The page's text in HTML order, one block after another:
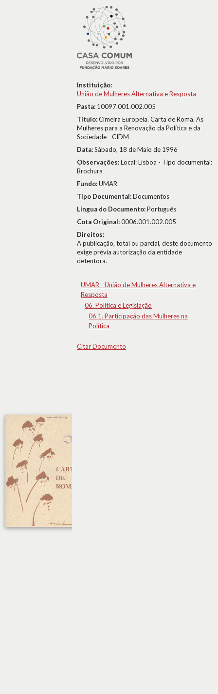
Instituição:
União de Mulheres Alternativa e Resposta
Pasta: 10097.001.002.005
Título:Cimeira Europeia. Carta de Roma. As
Mulheres para a Renovação da Política e da
Sociedade - CIDM
Data:Sábado, 18 de Maio de 1996
Observações:Local: Lisboa - Tipo documental:
Brochura
Fundo:UMAR
Tipo Documental:Documentos
Língua do Documento:Português
Cota Original:0006.001.002.005
Direitos:
A publicação, total ou parcial, deste documento
exige prévia autorização da entidade
detentora.
UMAR - União de Mulheres Alternativa e
Resposta
06. Política e Legislação
06.1. Participação das Mulheres na
Política
Citar Documento